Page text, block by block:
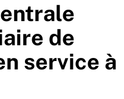
de
service à